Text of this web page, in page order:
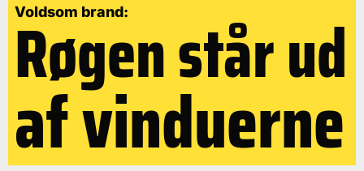
Voldsom brand:
Røgen står ud
af vinduerne